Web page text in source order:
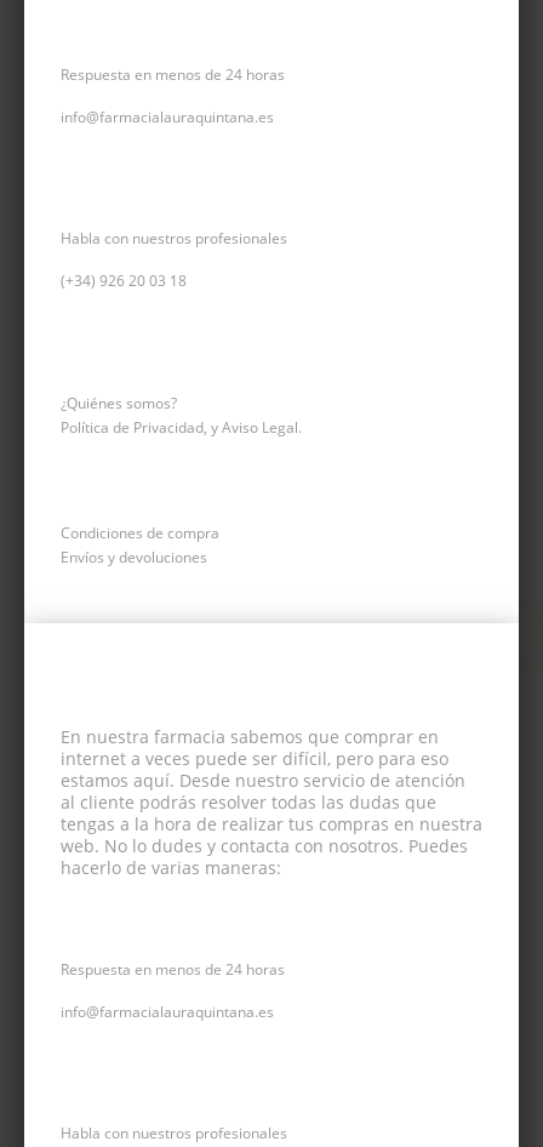
Respuesta en menos de 24 horas
info@farmacialauraquintana.es
Habla con nuestros profesionales
(+34) 926 20 03 18
¿Quiénes somos?
Política de Privacidad, y Aviso Legal.
Condiciones de compra
Envíos y devoluciones
En nuestra farmacia sabemos que comprar en
internet a veces puede ser difícil, pero para eso
estamos aquí. Desde nuestro servicio de atención
al cliente podrás resolver todas las dudas que
tengas a la hora de realizar tus compras en nuestra
web. No lo dudes y contacta con nosotros. Puedes
hacerlo de varias maneras:
Respuesta en menos de 24 horas
info@farmacialauraquintana.es
Habla con nuestros profesionales